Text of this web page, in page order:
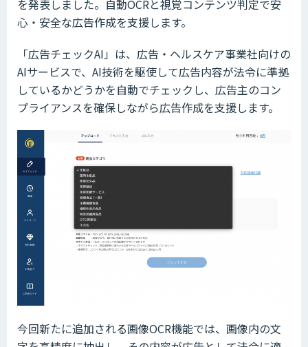
を発表しました。自動OCRと視覚コンテンツ判定で安
心・安全な広告作成を支援します。
「広告チェックAI」は、広告・ヘルスケア事業社向けの
AIサービスで、AI技術を駆使して広告内容が法令に準拠
しているかどうかを自動でチェックし、広告主のコン
プライアンスを確保しながら広告作成を支援します。
今回新たに追加される画像OCR機能では、画像内の文